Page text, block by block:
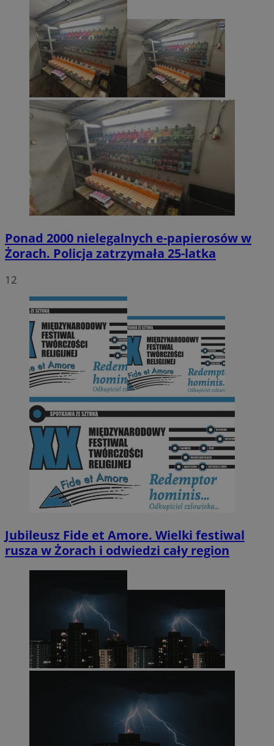
Ponad 2000 nielegalnych e-papierosów w
Żorach. Policja zatrzymała 25-latka
12
Jubileusz Fide et Amore. Wielki festiwal
rusza w Żorach i odwiedzi cały region